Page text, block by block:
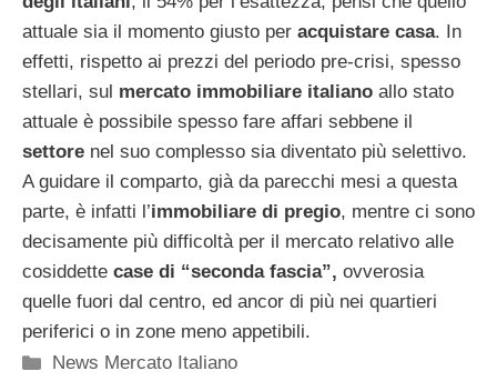
attuale sia il momento giusto per acquistare casa. In
effetti, rispetto ai prezzi del periodo pre-crisi, spesso
stellari, sul mercato immobiliare italiano allo stato
attuale è possibile spesso fare affari sebbene il
settore nel suo complesso sia diventato più selettivo.
A guidare il comparto, già da parecchi mesi a questa
parte, è infatti l’immobiliare di pregio, mentre ci sono
decisamente più difficoltà per il mercato relativo alle
cosiddette case di “seconda fascia”, ovverosia
quelle fuori dal centro, ed ancor di più nei quartieri
periferici o in zone meno appetibili.
Categorie
News Mercato Italiano